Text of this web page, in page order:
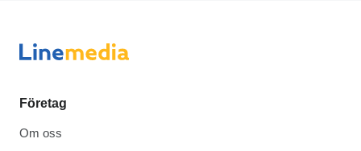
Företag
Om oss